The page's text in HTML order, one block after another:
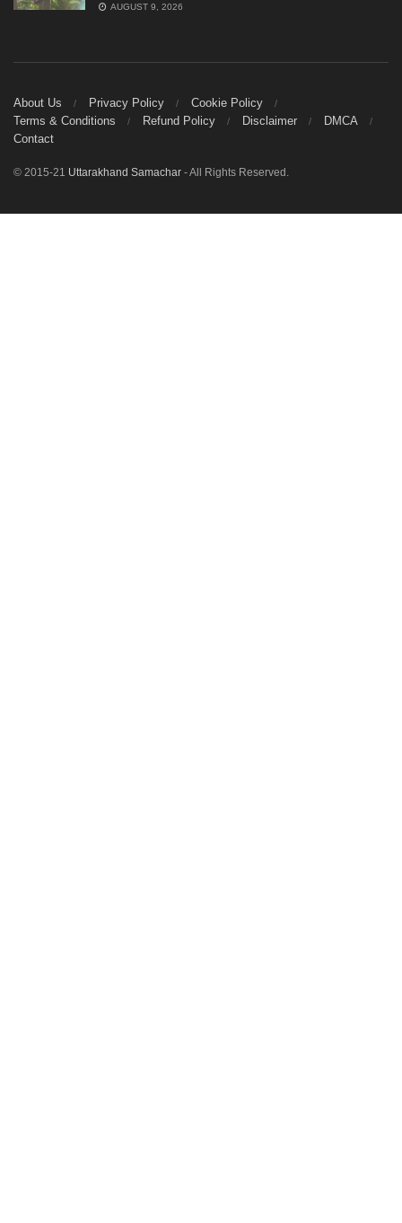
AUGUST 9, 2026
About Us Privacy Policy
Cookie Policy
Terms & Conditions
Refund Policy Disclaimer
DMCA
Contact
© 2015-21 Uttarakhand Samachar - All Rights Reserved.